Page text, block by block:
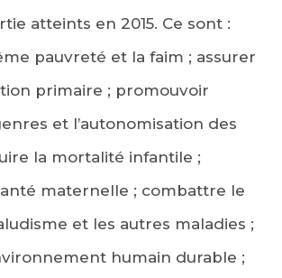
atteints en 2015. Ce sont :
pauvreté et la faim ; assurer
primaire ; promouvoir
et l’autonomisation des
la mortalité infantile ;
maternelle ; combattre le
et les autres maladies ;
humain durable ;